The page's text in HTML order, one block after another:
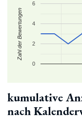
0
2
4
6
Zahl der Bewertungen
kumulative
nach